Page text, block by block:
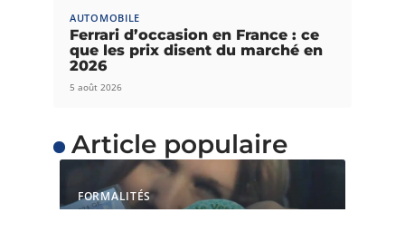
AUTOMOBILE
Ferrari d’occasion en France : ce
que les prix disent du marché en
2026
5 août 2026
Article populaire
FORMALITÉS